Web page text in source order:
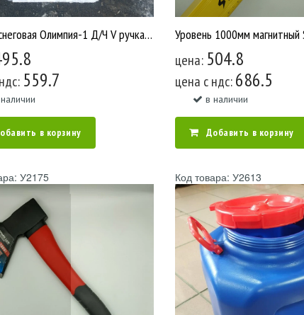
Лопата снеговая Олимпия-1 Д/Ч V ручка ал/пл 530х460 D35 У2190
559.7
в корзину
цена: 504.8
цена c ндс:686.5
в наличии
Добавить в корзину
У2175 Код товара: У2613